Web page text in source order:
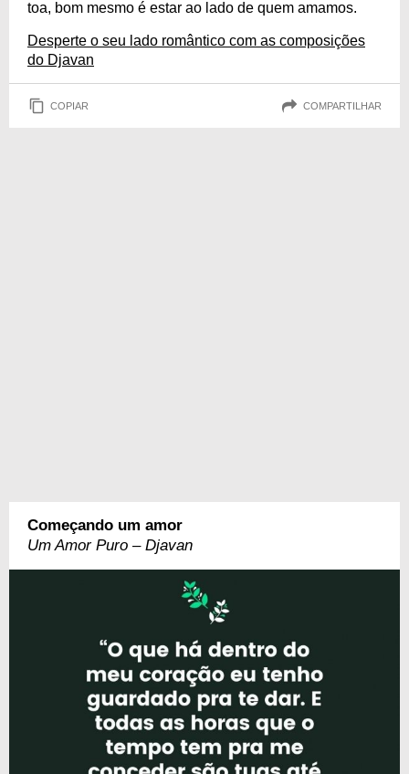
toa, bom mesmo é estar ao lado de quem amamos.
Desperte o seu lado romântico com as composições
do Djavan
COPIAR COMPARTILHAR
Começando um amor
Um Amor Puro – Djavan